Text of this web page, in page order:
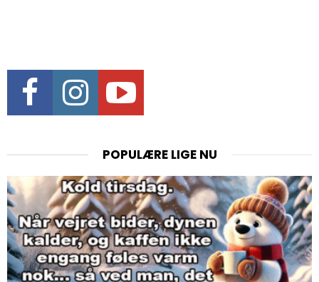
Facebook Instagram Youtube
POPULÆRE LIGE NU